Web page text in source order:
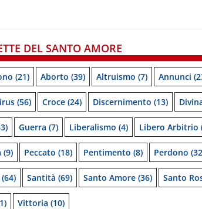
DEL SANTO AMORE
(21) Aborto (39) Altruismo (7) Annunci
(56) Croce (24) Discernimento (13)
Guerra (7) Liberalismo (4) Libero Arbitrio
(9) Peccato (18) Pentimento (8) Perdono
(64) Santità (69) Santo Amore (36) Santo
Vittoria (10)